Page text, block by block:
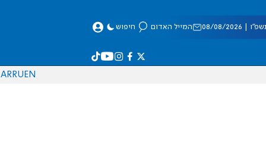
08/2026 המייל האדום חיפוש
EN
RU
AR